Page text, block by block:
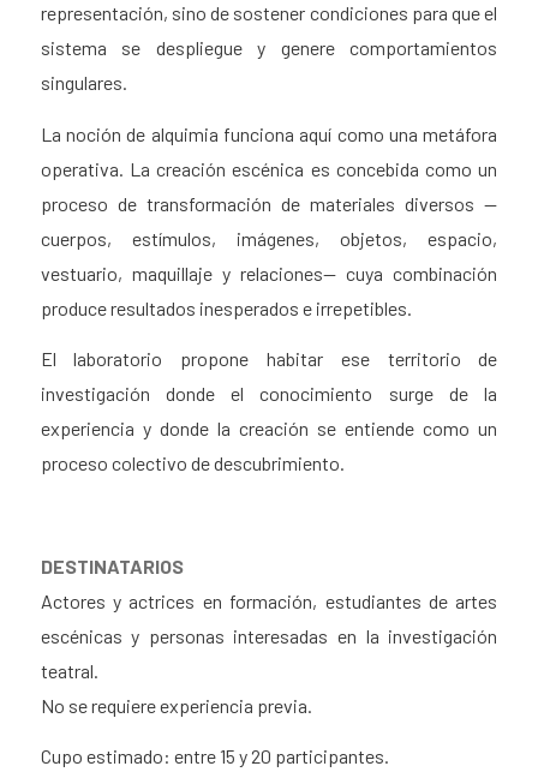
representación, sino de sostener condiciones para que el
sistema se despliegue y genere comportamientos
singulares.
La noción de alquimia funciona aquí como una metáfora
operativa. La creación escénica es concebida como un
proceso de transformación de materiales diversos —
cuerpos, estímulos, imágenes, objetos, espacio,
vestuario, maquillaje y relaciones— cuya combinación
produce resultados inesperados e irrepetibles.
El laboratorio propone habitar ese territorio de
investigación donde el conocimiento surge de la
experiencia y donde la creación se entiende como un
proceso colectivo de descubrimiento.
DESTINATARIOS
Actores y actrices en formación, estudiantes de artes
escénicas y personas interesadas en la investigación
teatral.
No se requiere experiencia previa.
Cupo estimado: entre 15 y 20 participantes.